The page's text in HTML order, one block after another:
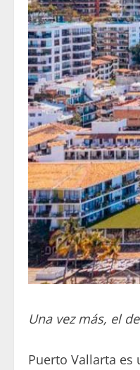
Una vez más, el
Puerto Vallarta